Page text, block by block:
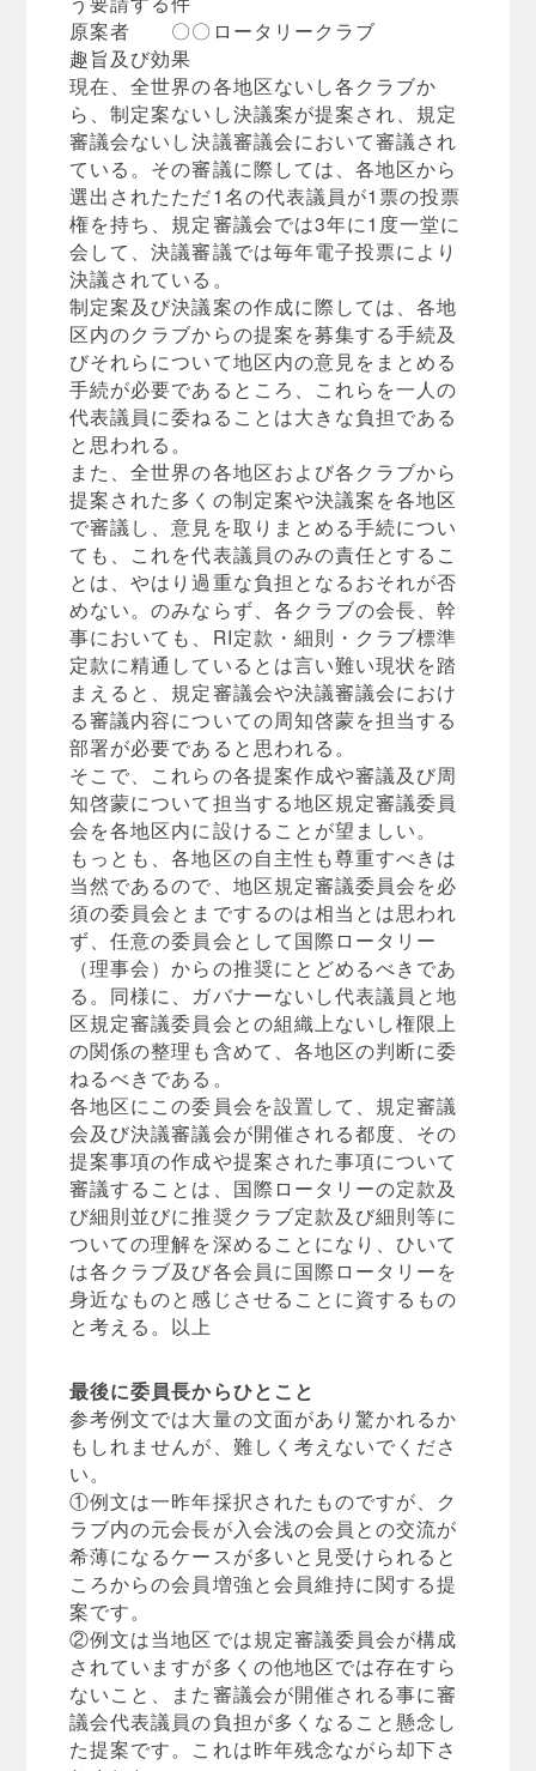
原案者 〇〇ロータリークラブ
趣旨及び効果
現在、全世界の各地区ないし各クラブか
ら、制定案ないし決議案が提案され、規定
審議会ないし決議審議会において審議され
ている。その審議に際しては、各地区から
選出されたただ1名の代表議員が1票の投票
権を持ち、規定審議会では3年に1度一堂に
会して、決議審議では毎年電子投票により
決議されている。
制定案及び決議案の作成に際しては、各地
区内のクラブからの提案を募集する手続及
びそれらについて地区内の意見をまとめる
手続が必要であるところ、これらを一人の
代表議員に委ねることは大きな負担である
と思われる。
また、全世界の各地区および各クラブから
提案された多くの制定案や決議案を各地区
で審議し、意見を取りまとめる手続につい
ても、これを代表議員のみの責任とするこ
とは、やはり過重な負担となるおそれが否
めない。のみならず、各クラブの会長、幹
事においても、RI定款・細則・クラブ標準
定款に精通しているとは言い難い現状を踏
まえると、規定審議会や決議審議会におけ
る審議内容についての周知啓蒙を担当する
部署が必要であると思われる。
そこで、これらの各提案作成や審議及び周
知啓蒙について担当する地区規定審議委員
会を各地区内に設けることが望ましい。
もっとも、各地区の自主性も尊重すべきは
当然であるので、地区規定審議委員会を必
須の委員会とまでするのは相当とは思われ
ず、任意の委員会として国際ロータリー
（理事会）からの推奨にとどめるべきであ
る。同様に、ガバナーないし代表議員と地
区規定審議委員会との組織上ないし権限上
の関係の整理も含めて、各地区の判断に委
ねるべきである。
各地区にこの委員会を設置して、規定審議
会及び決議審議会が開催される都度、その
提案事項の作成や提案された事項について
審議することは、国際ロータリーの定款及
び細則並びに推奨クラブ定款及び細則等に
ついての理解を深めることになり、ひいて
は各クラブ及び各会員に国際ロータリーを
身近なものと感じさせることに資するもの
と考える。以上
最後に委員長からひとこと
参考例文では大量の文面があり驚かれるか
もしれませんが、難しく考えないでくださ
い。
①例文は一昨年採択されたものですが、ク
ラブ内の元会長が入会浅の会員との交流が
希薄になるケースが多いと見受けられると
ころからの会員増強と会員維持に関する提
案です。
②例文は当地区では規定審議委員会が構成
されていますが多くの他地区では存在すら
ないこと、また審議会が開催される事に審
議会代表議員の負担が多くなること懸念し
た提案です。これは昨年残念ながら却下さ